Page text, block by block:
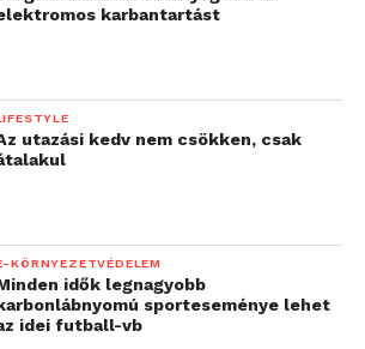
karbantartást
utazási kedv nem csökken, csak
KÖRNYEZETVÉDELEM
idők legnagyobb
sporteseménye lehet
idei futball-vb